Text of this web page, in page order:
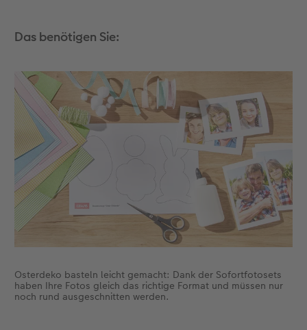
CEWE Forum
CEWE myPhotos
Gestaltungsideen
Anleitungen & Hilfe
Sofortsticker
Analog Services
CEWE myPhotos
Neuheiten
Willkommensschild
Wandgestaltung
Mehrteiler
im Wunschformat
Neuheiten
Karte mit Einsteckfoto
Einzelkarten
Digitale Grußkarte
CEWE myPhotos
Geschenkideen
Kundenbeispiele
CEWE Geschenkgutschein
CEWE myPhotos
Fotowettbewerbe
Faszination Fotografie
CEWE Community
Neuheiten
Das benötigen Sie:
Osterdeko basteln leicht gemacht: Dank der Sofortfotosets
haben Ihre Fotos gleich das richtige Format und müssen nur
noch rund ausgeschnitten werden.